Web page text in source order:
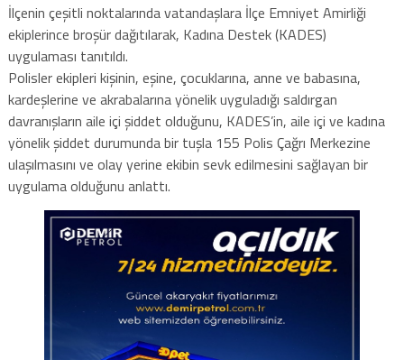
İlçenin çeşitli noktalarında vatandaşlara İlçe Emniyet Amirliği
ekiplerince broşür dağıtılarak, Kadına Destek (KADES)
uygulaması tanıtıldı.
Polisler ekipleri kişinin, eşine, çocuklarına, anne ve babasına,
kardeşlerine ve akrabalarına yönelik uyguladığı saldırgan
davranışların aile içi şiddet olduğunu, KADES’in, aile içi ve kadına
yönelik şiddet durumunda bir tuşla 155 Polis Çağrı Merkezine
ulaşılmasını ve olay yerine ekibin sevk edilmesini sağlayan bir
uygulama olduğunu anlattı.